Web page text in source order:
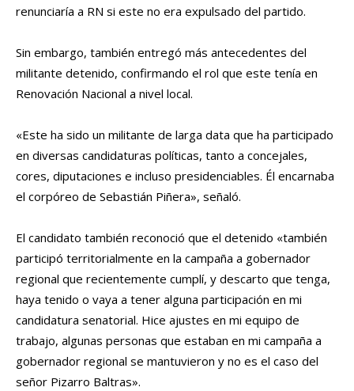
renunciaría a RN si este no era expulsado del partido.
Sin embargo, también entregó más antecedentes del
militante detenido, confirmando el rol que este tenía en
Renovación Nacional a nivel local.
«Este ha sido un militante de larga data que ha participado
en diversas candidaturas políticas, tanto a concejales,
cores, diputaciones e incluso presidenciables. Él encarnaba
el corpóreo de Sebastián Piñera», señaló.
El candidato también reconoció que el detenido «también
participó territorialmente en la campaña a gobernador
regional que recientemente cumplí, y descarto que tenga,
haya tenido o vaya a tener alguna participación en mi
candidatura senatorial. Hice ajustes en mi equipo de
trabajo, algunas personas que estaban en mi campaña a
gobernador regional se mantuvieron y no es el caso del
señor Pizarro Baltras».